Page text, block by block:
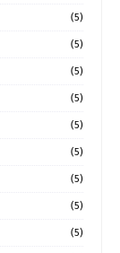
(5)
(5)
(5)
(5)
(5)
(5)
(5)
(5)
(5)